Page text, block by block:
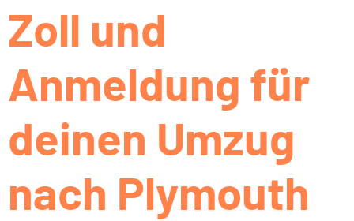
Zoll und
Anmeldung für
deinen Umzug
nach Plymouth